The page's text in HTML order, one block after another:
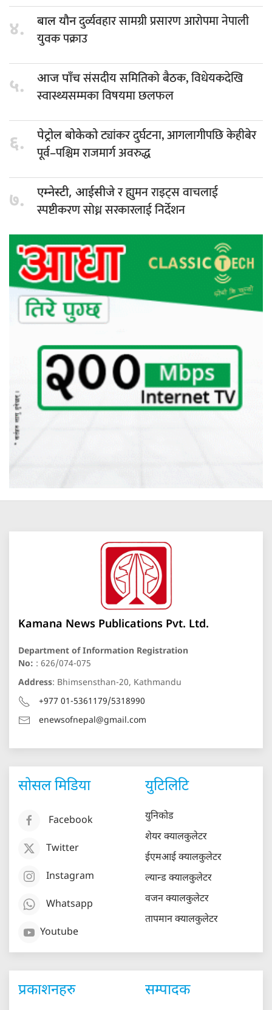
४. बाल यौनदुर्व्यवहार सामग्री प्रसारण आरोपमा नेपाली
युवक पक्राउ
५. आज पाँचसंसदीय समितिको बैठक, विधेयकदेखि
स्वास्थ्यसम्मका विषयमा छलफल
६. पेट्रोल बोकेकोट्यांकर दुर्घटना, आगलागीपछि केहीबेर
पूर्व–पश्चिम राजमार्ग अवरुद्ध
७. एम्नेस्टी, आईसीजेर ह्युमन राइट्स वाचलाई
स्पष्टीकरण सोध्न सरकारलाई निर्देशन
Kamana News Publications Pvt. Ltd.
Department of Information Registration
No: : 626/074-075
Address: Bhimsensthan-20, Kathmandu
+977 01-5361179/5318990
enewsofnepal@gmail.com
सोसल मिडिया
Facebook
Twitter
Instagram
Whatsapp
Youtube
युटिलिटि
युनिकोड
शेयर क्यालकुलेटर
ईएमआई क्यालकुलेटर
ल्यान्ड क्यालकुलेटर
वजन क्यालकुलेटर
तापमान क्यालकुलेटर
प्रकाशनहरु सम्पादक